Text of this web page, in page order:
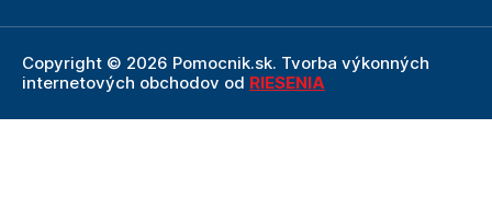
Copyright © 2026 Pomocnik.sk. Tvorba výkonných
internetových obchodov od RIESENIA